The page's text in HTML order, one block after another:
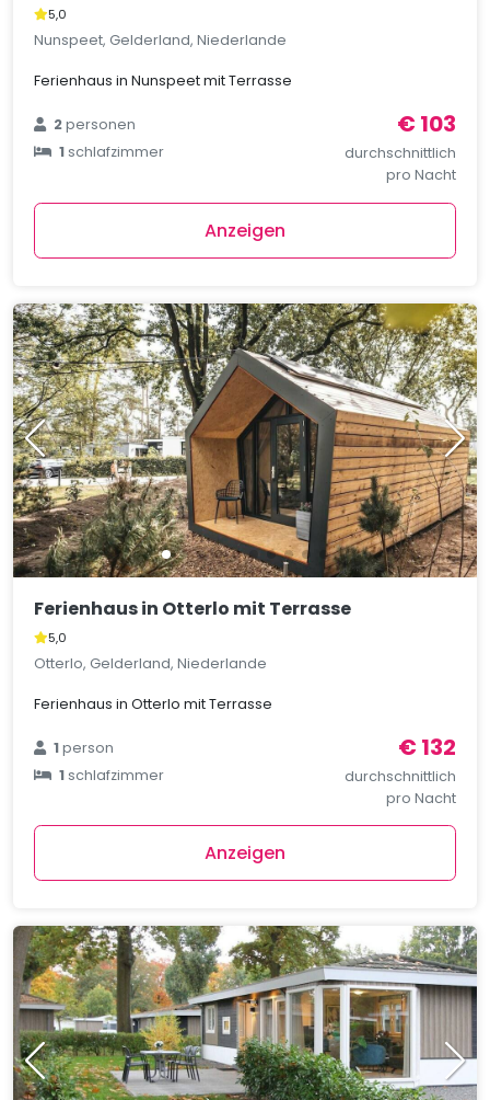
5,0
Nunspeet, Gelderland, Niederlande
Ferienhaus in Nunspeet mit Terrasse
2personen
1schlafzimmer
€ 103
durchschnittlich
pro Nacht
Anzeigen
Ferienhaus in Otterlo mit Terrasse
5,0
Otterlo, Gelderland, Niederlande
Ferienhaus in Otterlo mit Terrasse
1person
1schlafzimmer
€ 132
durchschnittlich
pro Nacht
Anzeigen